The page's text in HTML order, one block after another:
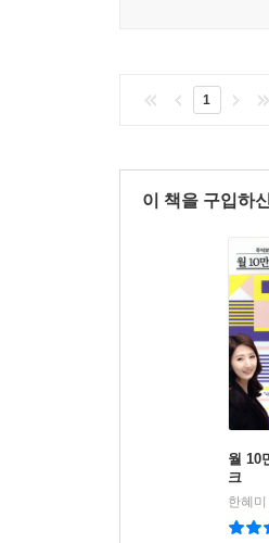
1
이 책을 구입하
월 10
크
한혜미